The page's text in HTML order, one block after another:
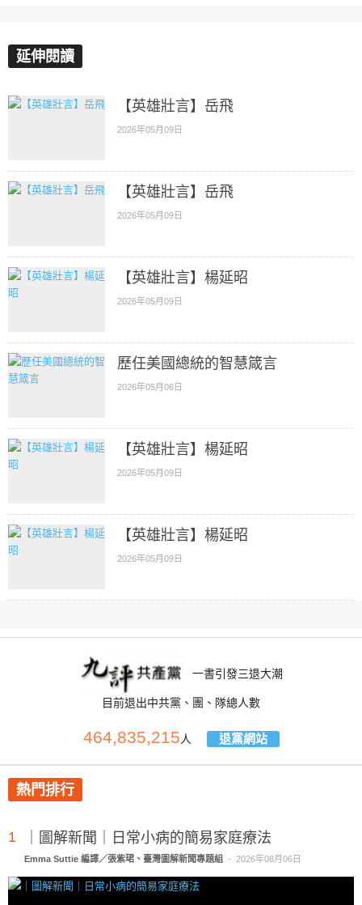
延伸閱讀
【英雄壯言】岳飛
2026年05月09日
【英雄壯言】岳飛
2026年05月09日
【英雄壯言】楊延昭
2026年05月09日
歷任美國總統的智慧箴言
2026年05月06日
【英雄壯言】楊延昭
2026年05月09日
【英雄壯言】楊延昭
2026年05月09日
一書引發三退大潮
目前退出中共黨、團、隊總人數
464,835,215人 退黨網站
熱門排行
1 ｜圖解新聞｜日常小病的簡易家庭療法
Emma Suttie 編譯／張紫珺、臺灣圖解新聞專題組 - 2026年08月06日